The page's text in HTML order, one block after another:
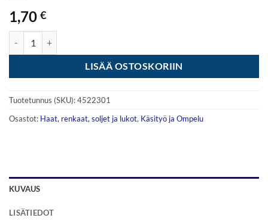
1,70 €
LISÄÄ OSTOSKORIIN
Tuotetunnus (SKU):4522301
Osastot: Haat, renkaat, soljet ja lukot, Käsityö ja Ompelu
KUVAUS
LISÄTIEDOT